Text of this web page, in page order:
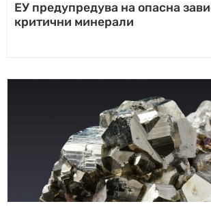
ЕУ предупредува на опасна
критични минерали